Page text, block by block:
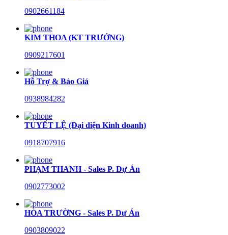
0902661184
KIM THOA (KT TRƯỞNG)
0909217601
Hỗ Trợ & Báo Giá
0938984282
TUYẾT LỆ (Đại diện Kinh doanh)
0918707916
PHẠM THANH - Sales P. Dự Án
0902773002
HÒA TRƯỜNG - Sales P. Dự Án
0903809022